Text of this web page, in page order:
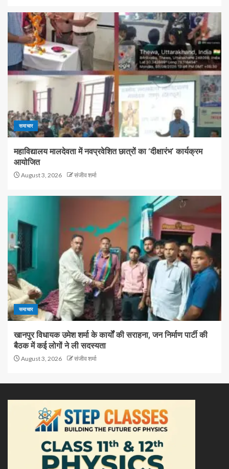
समाचार
महाविद्यालय मालदेवता में नवप्रवेशित छात्रों का ‘दीक्षारंभ’ कार्यक्रम
आयोजित
August 3, 2026 संजीव शर्मा
समाचार
खानपुर विधायक उमेश शर्मा के कार्यों की सराहना, जन निर्माण पार्टी की
बैठक में कई लोगों ने ली सदस्यता
August 3, 2026 संजीव शर्मा